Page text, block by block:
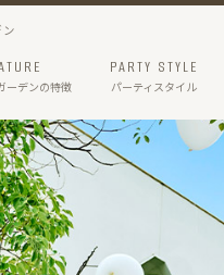
ーデンの特徴
PARTY STYLE
パーティスタイル